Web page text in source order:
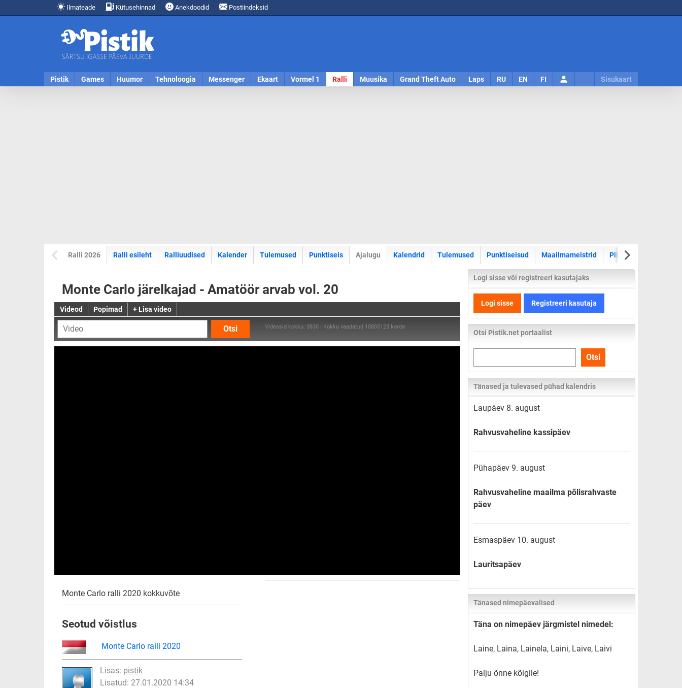
Ilmateade Kütusehinnad Anekdoodid Postiindeksid
Pistik Games Huumor Tehnoloogia Messenger Ekaart Vormel 1 Ralli Muusika Grand Theft Auto Laps RU EN FI Sisukaart
Ralli 2026 Ralli esileht Ralliuudised Kalender Tulemused Punktiseis Ajalugu Kalendrid Tulemused Punktiseisud WRC ralli
Maailmameistrid Pildid
Monte Carlo järelkajad - Amatöör arvab vol. 20
Videod Popimad + Lisa video
Otsi Videosid kokku: 3830 | Kokku vaadatud 10805123 korda
Monte Carlo ralli 2020 kokkuvõte
Seotud võistlus
Monte Carlo ralli 2020
Lisas: pistik
Lisatud: 27.01.2020 14:34
Logi sisse või registreeri kasutajaks
Logi sisse Registreeri kasutaja
Otsi Pistik.net portaalist
kogu
lehelt
Otsi
Tänased ja tulevased pühad kalendris
Laupäev 8. august
Rahvusvaheline kassipäev
Pühapäev 9. august
Rahvusvaheline maailma põlisrahvaste
päev
Esmaspäev 10. august
Lauritsapäev
Tänased nimepäevalised
Täna on nimepäev järgmistel nimedel:
Laine, Laina, Lainela, Laini, Laive, Laivi
Palju õnne kõigile!